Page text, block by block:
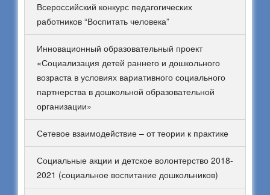
Всероссийский конкурс педагогических
работников “Воспитать человека”
Инновационный образовательный проект
«Социализация детей раннего и дошкольного
возраста в условиях вариативного социального
партнерства в дошкольной образовательной
организации»
Сетевое взаимодействие – от теории к практике
Социальные акции и детское волонтерство 2018-
2021 (социальное воспитание дошкольников)